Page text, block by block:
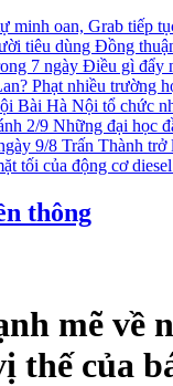
minh oan, Grab tiếp
tiêu dùng Đồng
7 ngày Điều gì đẩy
Phạt nhiều trường
Bài Hà Nội tổ chức
2/9 Những đại học
9/8 Trấn Thành trở
tối của động cơ
thông
mẽ về
thế của